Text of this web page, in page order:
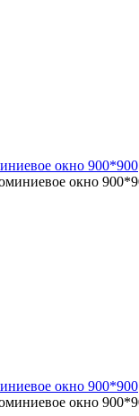
окно 900*900
окно 900*900